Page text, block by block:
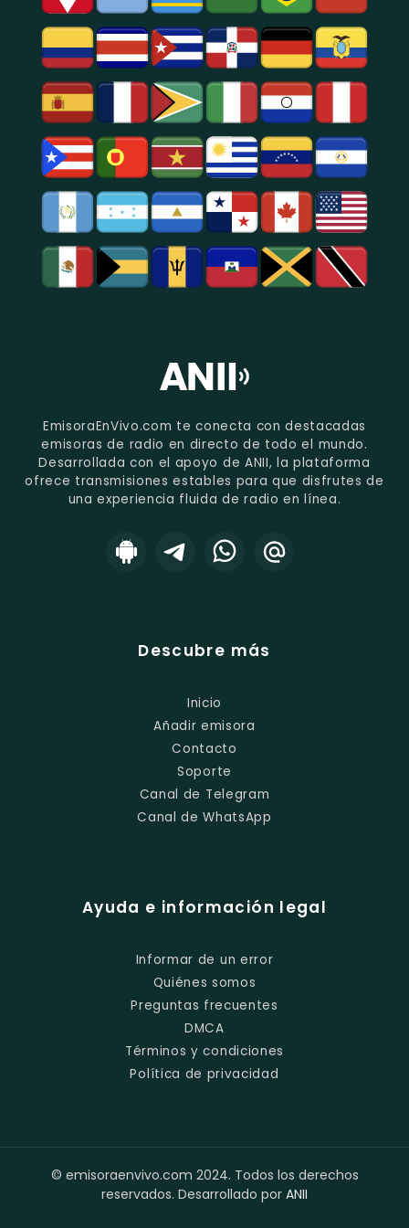
EmisoraEnVivo.com te conecta con destacadas
emisoras de radio en directo de todo el mundo.
Desarrollada con el apoyo de ANII, la plataforma
ofrece transmisiones estables para que disfrutes de
una experiencia fluida de radio en línea.
Descubre más
Inicio
Añadir emisora
Contacto
Soporte
Canal de Telegram
Canal de WhatsApp
Ayuda e información legal
Informar de un error
Quiénes somos
Preguntas frecuentes
DMCA
Términos y condiciones
Política de privacidad
© emisoraenvivo.com 2024. Todos los derechos
reservados. Desarrollado por ANII